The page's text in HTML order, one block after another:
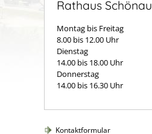
Rathaus Schönau
Montag bis Freitag
8.00 bis 12.00 Uhr
Dienstag
14.00 bis 18.00 Uhr
Donnerstag
14.00 bis 16.30 Uhr
Kontaktformular